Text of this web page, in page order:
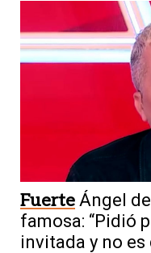
Fuerte Ángel
famosa: “Pidió
invitada y no es